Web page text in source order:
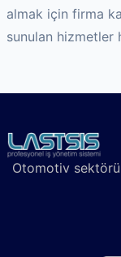
almak için firma
sunulan hizmetler
Otomotiv